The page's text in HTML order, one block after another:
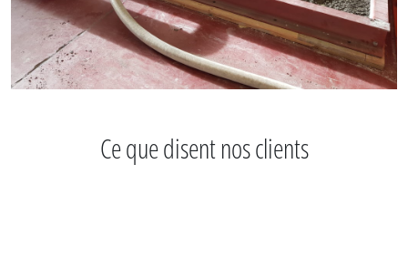
Ce que disent nos clients